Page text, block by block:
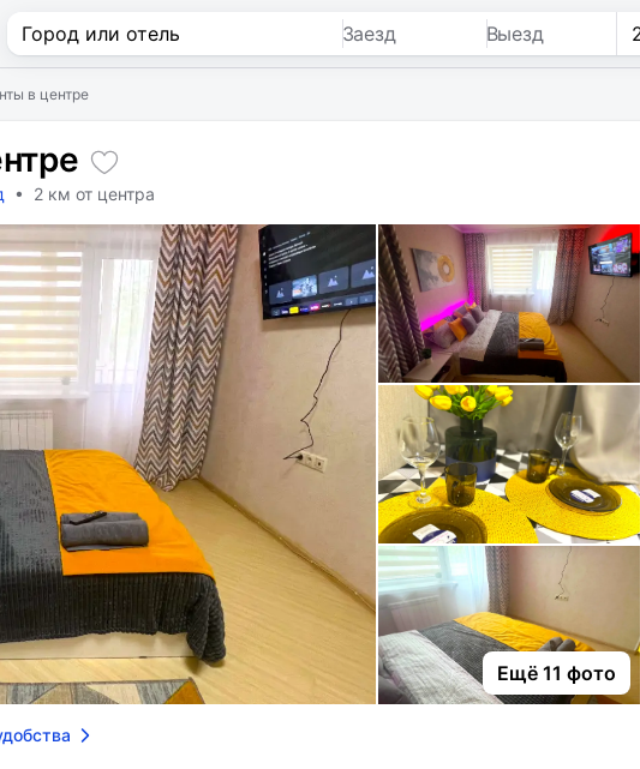
Заезд Выезд
в центре
• 2 км от центра
Ещё 11 фото